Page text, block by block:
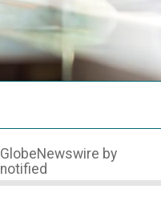
GlobeNewswire by
notified